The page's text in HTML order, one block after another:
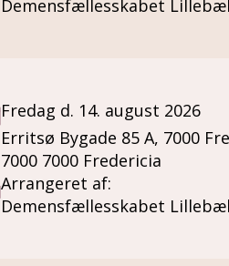
Demensfællesskabet
Fredag d. 14. august 2026
Erritsø Bygade 85 A, 7000
7000 7000 Fredericia
Arrangeret af:
Demensfællesskabet